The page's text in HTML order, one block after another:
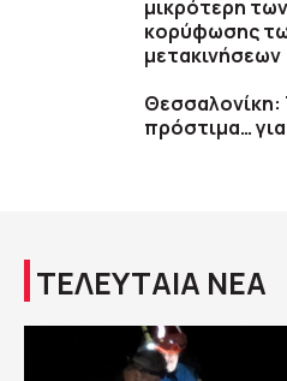
μικρότερη
κορύφωσης
μετακινήσεων
Θεσσαλονίκη:
πρόστιμα…
ΤΕΛΕΥΤΑΙΑ ΝΕΑ